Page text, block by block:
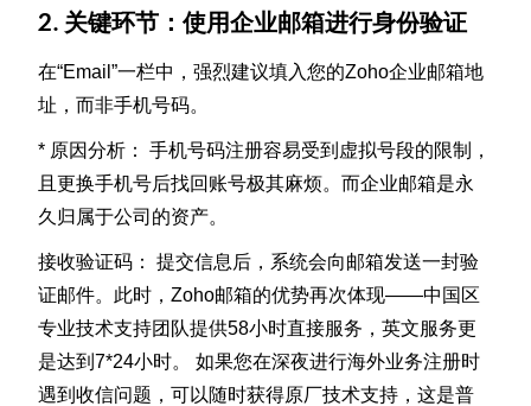
2. 关键环节：使用企业邮箱进行身份验证
在“Email”一栏中，强烈建议填入您的Zoho企业邮箱地
址，而非手机号码。
* 原因分析： 手机号码注册容易受到虚拟号段的限制，
且更换手机号后找回账号极其麻烦。而企业邮箱是永
久归属于公司的资产。
接收验证码： 提交信息后，系统会向邮箱发送一封验
证邮件。此时，Zoho邮箱的优势再次体现——中国区
专业技术支持团队提供58小时直接服务，英文服务更
是达到7*24小时。 如果您在深夜进行海外业务注册时
遇到收信问题，可以随时获得原厂技术支持，这是普